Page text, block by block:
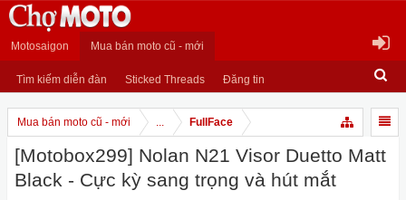
Motosaigon Mua bán moto cũ - mới
Tìm kiếm diễn đàn Sticked Threads Đăng tin
Mua bán moto cũ - mới ... FullFace
[Motobox299] Nolan N21 Visor Duetto Matt
Black - Cực kỳ sang trọng và hút mắt